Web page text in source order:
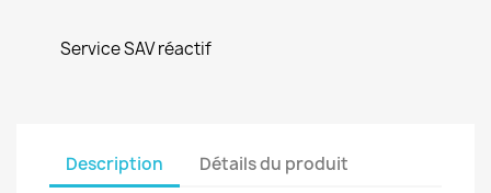
Service SAV réactif
Description Détails du produit